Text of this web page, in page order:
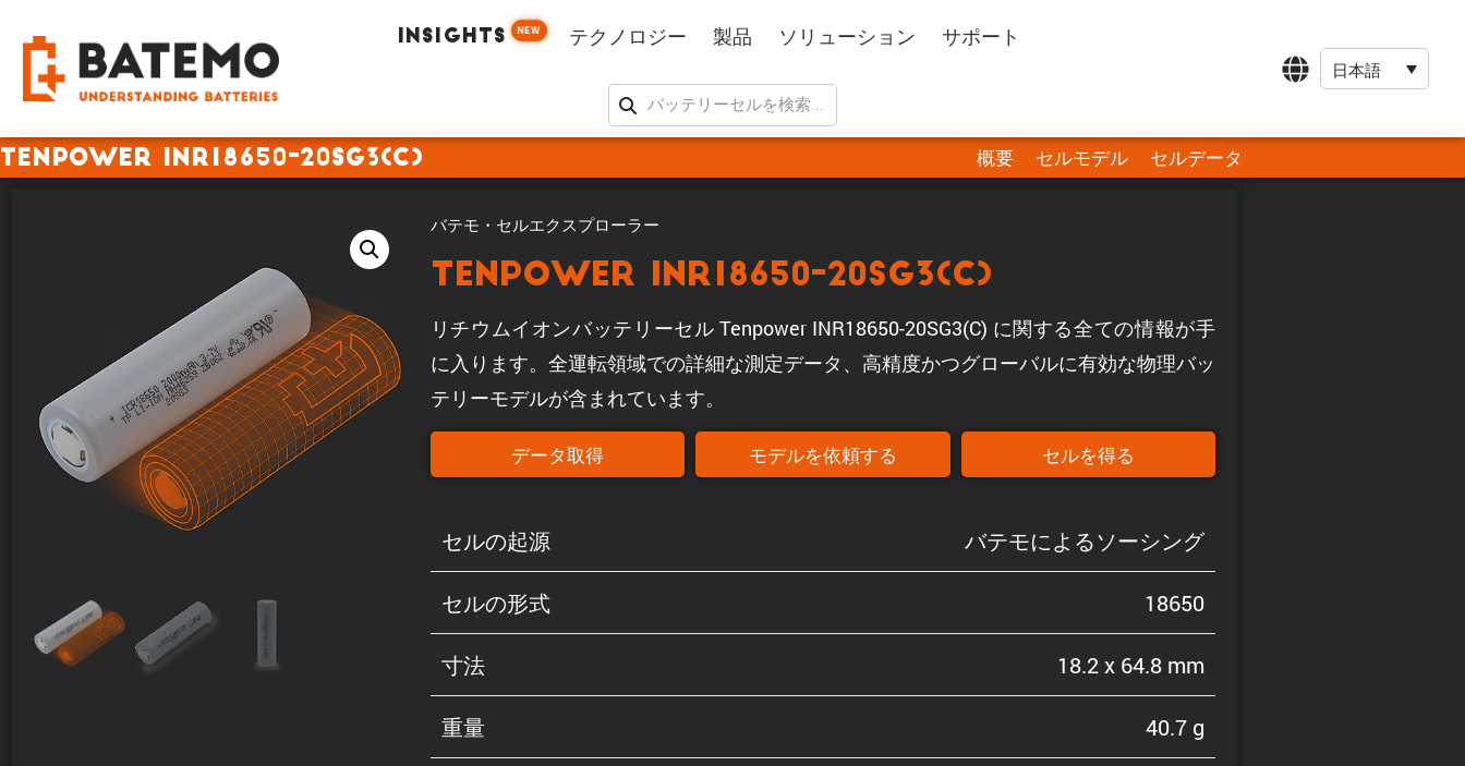
INSIGHTS NEW テクノロジー 製品 ソリューション サポート
日本語
Tenpower INR18650-20SG3(C) 概要 セルモデル セルデータ
バテモ・セルエクスプローラー
Tenpower INR18650-20SG3(C)
リチウムイオンバッテリーセル Tenpower INR18650-20SG3(C) に関する全ての情報が手
に入ります。全運転領域での詳細な測定データ、高精度かつグローバルに有効な物理バッ
テリーモデルが含まれています。
データ取得 モデルを依頼する セルを得る
セルの起源 バテモによるソーシング
セルの形式 18650
寸法 18.2 x 64.8 mm
重量 40.7 g